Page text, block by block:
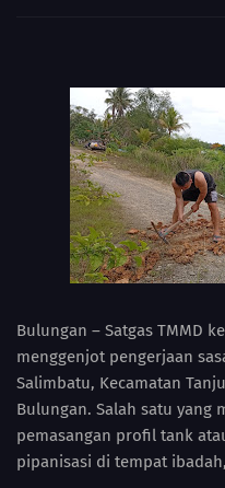
Bulungan – Satgas TMMD
menggenjot pengerjaan
Salimbatu, Kecamatan
Bulungan. Salah satu yang
pemasangan profil tank
pipanisasi di tempat